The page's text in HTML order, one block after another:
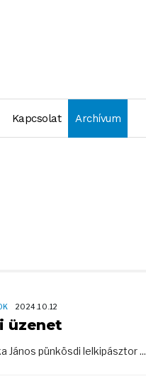
Kapcsolat Archívum
2024.10.12
üzenet
János pünkösdi lelkipásztor ...